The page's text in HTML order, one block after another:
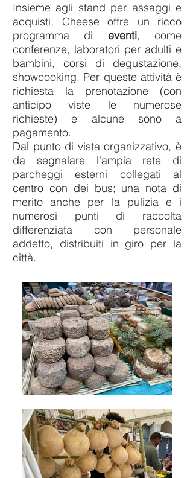
Insieme agli stand per assaggi e
acquisti, Cheese offre un ricco
programma di eventi, come
conferenze, laboratori per adulti e
bambini, corsi di degustazione,
showcooking. Per queste attività è
richiesta la prenotazione (con
anticipo viste le numerose
richieste) e alcune sono a
pagamento.
Dal punto di vista organizzativo, è
da segnalare l'ampia rete di
parcheggi esterni collegati al
centro con dei bus; una nota di
merito anche per la pulizia e i
numerosi punti di raccolta
differenziata con personale
addetto, distribuiti in giro per la
città.